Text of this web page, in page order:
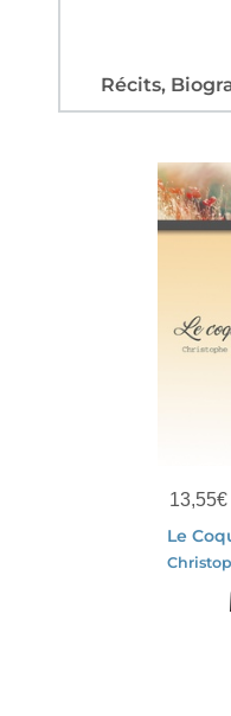
Récits,
13,55€
Le